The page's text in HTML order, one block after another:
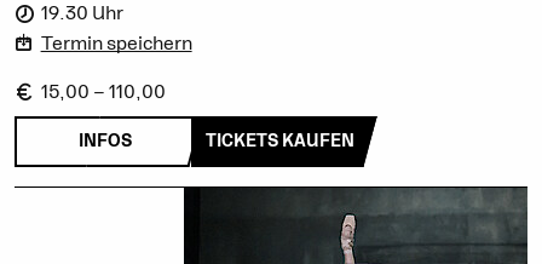
19.30 Uhr
Termin speichern
15,00 – 110,00
INFOS TICKETS KAUFEN